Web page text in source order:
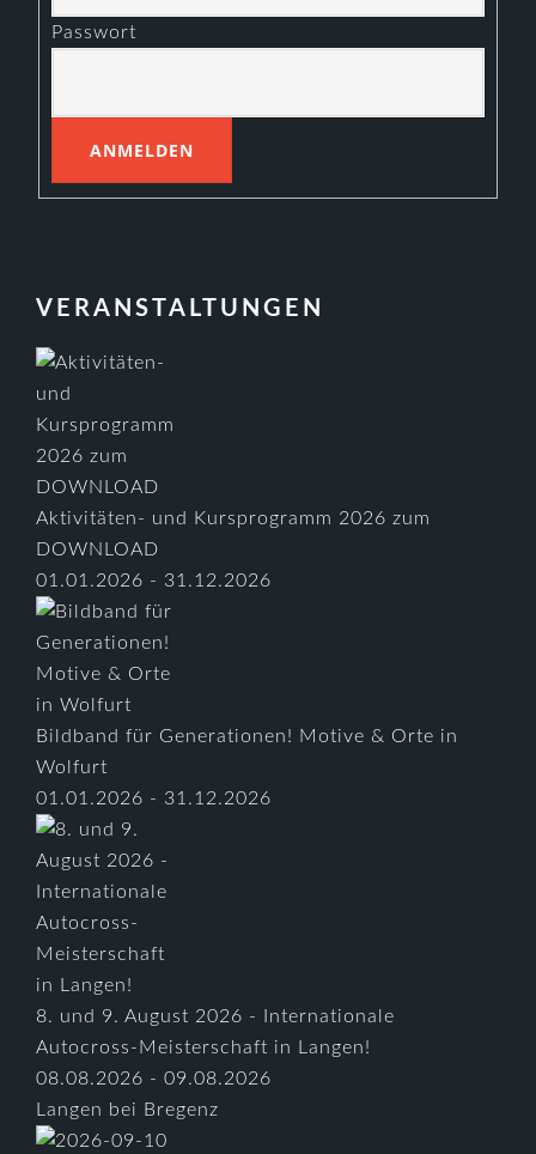
Passwort
VERANSTALTUNGEN
Aktivitäten- und Kursprogramm 2026 zum
DOWNLOAD
01.01.2026 - 31.12.2026
Bildband für Generationen! Motive & Orte in
Wolfurt
01.01.2026 - 31.12.2026
8. und 9. August 2026 - Internationale
Autocross-Meisterschaft in Langen!
08.08.2026 - 09.08.2026
Langen bei Bregenz